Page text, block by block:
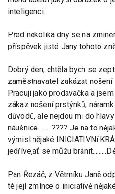
inteligenci.
Před několika dny se na
příspěvek jisté Jany tohoto
Dobrý den, chtěla bych se
zaměstnavatel zakázat
Pracuji jako prodavačka a
zákaz nošení prstýnků,
důvodů, ale nejdou mi do
náušnice.........???? Je na to
výmisl nějaké INICIATIVNí
jedříve,ať se můžu
Pan Řezáč, z Větrníku Janě
té její zmínce o iniciativě